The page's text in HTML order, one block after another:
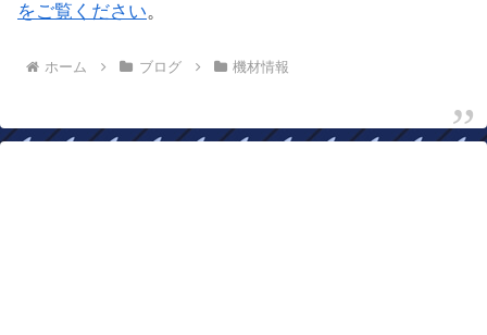
をご覧ください。
ホーム ブログ 機材情報